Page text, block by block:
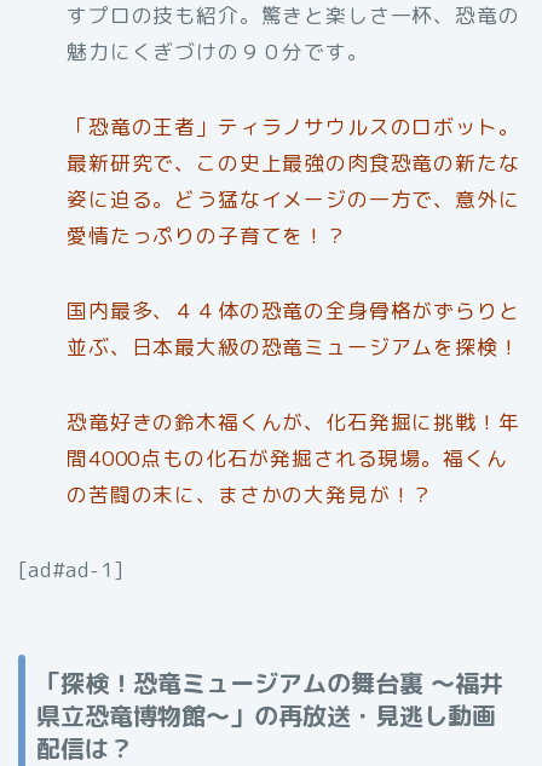
すプロの技も紹介。驚きと楽しさ一杯、恐竜の
魅力にくぎづけの９０分です。
「恐竜の王者」ティラノサウルスのロボット。
最新研究で、この史上最強の肉食恐竜の新たな
姿に迫る。どう猛なイメージの一方で、意外に
愛情たっぷりの子育てを！？
国内最多、４４体の恐竜の全身骨格がずらりと
並ぶ、日本最大級の恐竜ミュージアムを探検！
恐竜好きの鈴木福くんが、化石発掘に挑戦！年
間4000点もの化石が発掘される現場。福くん
の苦闘の末に、まさかの大発見が！？
[ad#ad-1]
「探検！恐竜ミュージアムの舞台裏 〜福井
県立恐竜博物館〜」の再放送・見逃し動画
配信は？